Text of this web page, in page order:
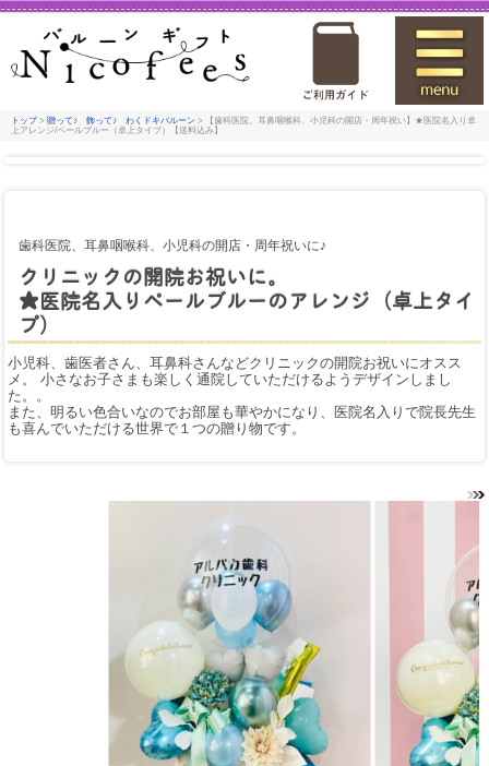
トップ > 贈って♪ 飾って♪ わくドキバルーン > 【歯科医院、耳鼻咽喉科、小児科の開店・周年祝い】★医院名入り卓
上アレンジ/ペールブルー（卓上タイプ）【送料込み】
歯科医院、耳鼻咽喉科、小児科の開店・周年祝いに♪
クリニックの開院お祝いに。
★医院名入りペールブルーのアレンジ（卓上タイ
プ）
小児科、歯医者さん、耳鼻科さんなどクリニックの開院お祝いにオスス
メ。 小さなお子さまも楽しく通院していただけるようデザインしまし
た。。
また、明るい色合いなのでお部屋も華やかになり、医院名入りで院長先生
も喜んでいただける世界で１つの贈り物です。